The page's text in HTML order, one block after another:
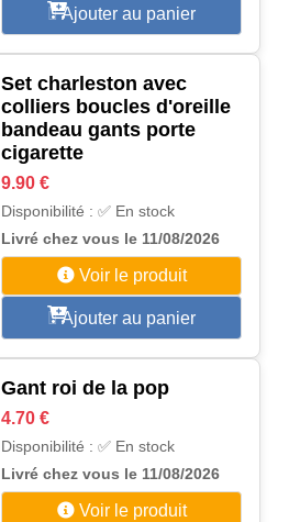
Ajouter au panier
Set charleston avec
colliers boucles d'oreille
bandeau gants porte
cigarette
9.90 €
Disponibilité : ✅ En stock
Livré chez vous le 11/08/2026
Voir le produit
Ajouter au panier
Gant roi de la pop
4.70 €
Disponibilité : ✅ En stock
Livré chez vous le 11/08/2026
Voir le produit